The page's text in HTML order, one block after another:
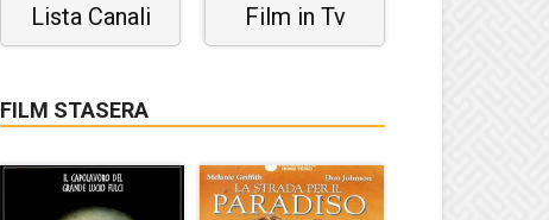
Lista Canali Film in Tv
FILM STASERA